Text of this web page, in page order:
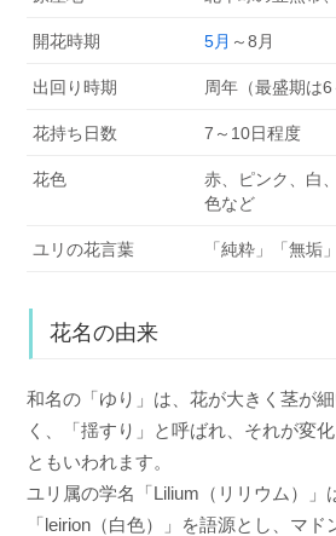
開花時期 5月 ～8月
出回り時期 周年（最盛期は6
花持ち日数 7～10日程度
花色
赤、ピンク、白
色など
ユリの花言葉 「純粋」「無垢
花名の由来
和名の「ゆり」は、花が大きく茎が
く、「揺すり」と呼ばれ、それが変
ともいわれます。
ユリ属の学名「Lilium（リリウム）」
「leirion（白色）」を語源とし、マ